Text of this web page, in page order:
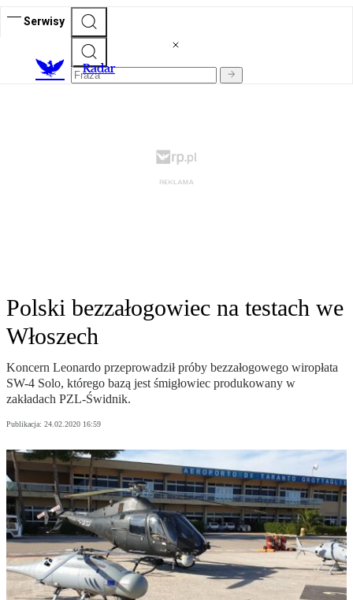
Serwisy
Radar
Polski bezzałogowiec na testach we
Włoszech
Koncern Leonardo przeprowadził próby bezzałogowego wiropłata
SW-4 Solo, którego bazą jest śmigłowiec produkowany w
zakładach PZL-Świdnik.
Publikacja: 24.02.2020 16:59